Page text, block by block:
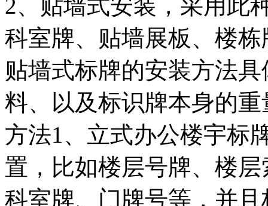
2、贴墙式安装，采用此
科室牌、贴墙展板、楼
贴墙式标牌的安装方法
料、以及标识牌本身的
方法1、立式办公楼宇标
置，比如楼层号牌、楼
科室牌、门牌号等，并